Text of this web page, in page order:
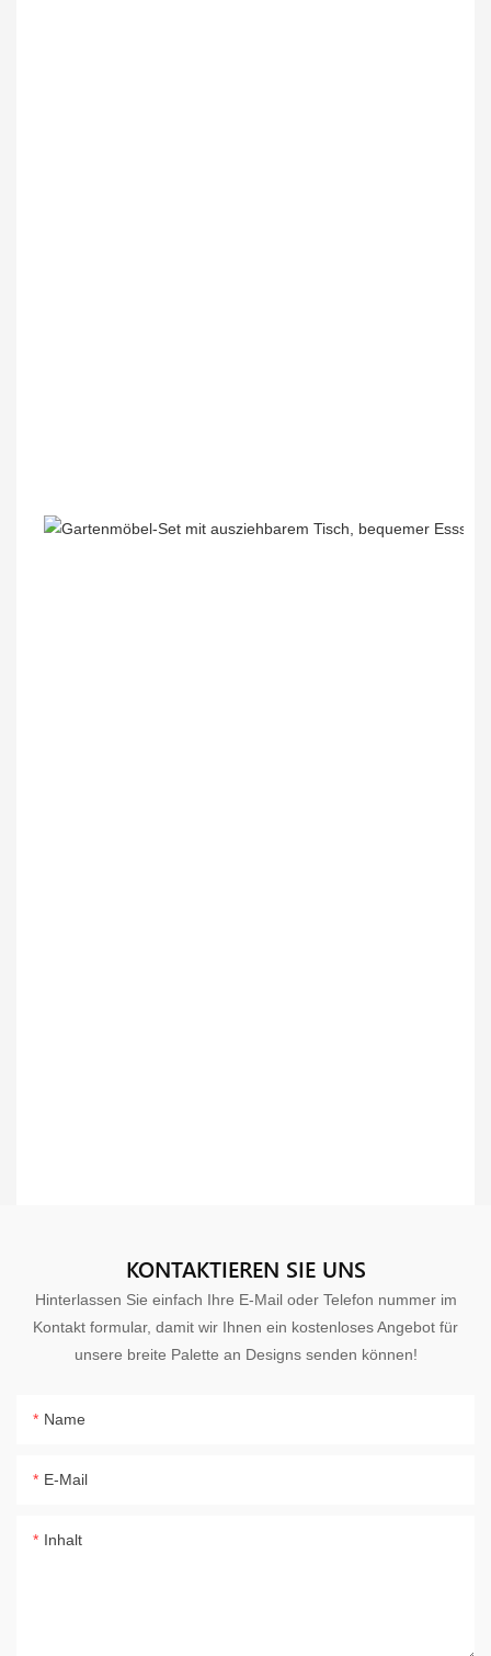
KONTAKTIEREN SIE UNS
Hinterlassen Sie einfach Ihre E-Mail oder Telefon nummer im
Kontakt formular, damit wir Ihnen ein kostenloses Angebot für
unsere breite Palette an Designs senden können!
Name
E-Mail
Inhalt